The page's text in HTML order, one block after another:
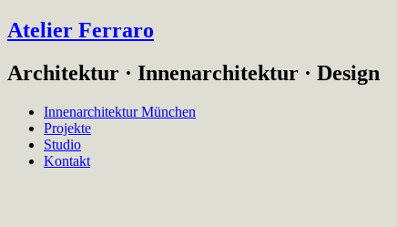
Atelier Ferraro
Architektur · Innenarchitektur · Design
Innenarchitektur München
Projekte
Studio
Kontakt